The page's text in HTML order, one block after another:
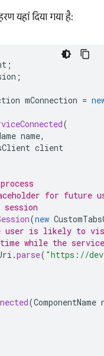
यहां दिया गया है:
;
;
mConnection =
(
name,
client
for future
session
(new
user is likely to
while the
.parse( "https://
(ComponentName